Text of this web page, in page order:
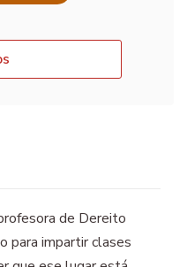
de Dereito
para impartir clases